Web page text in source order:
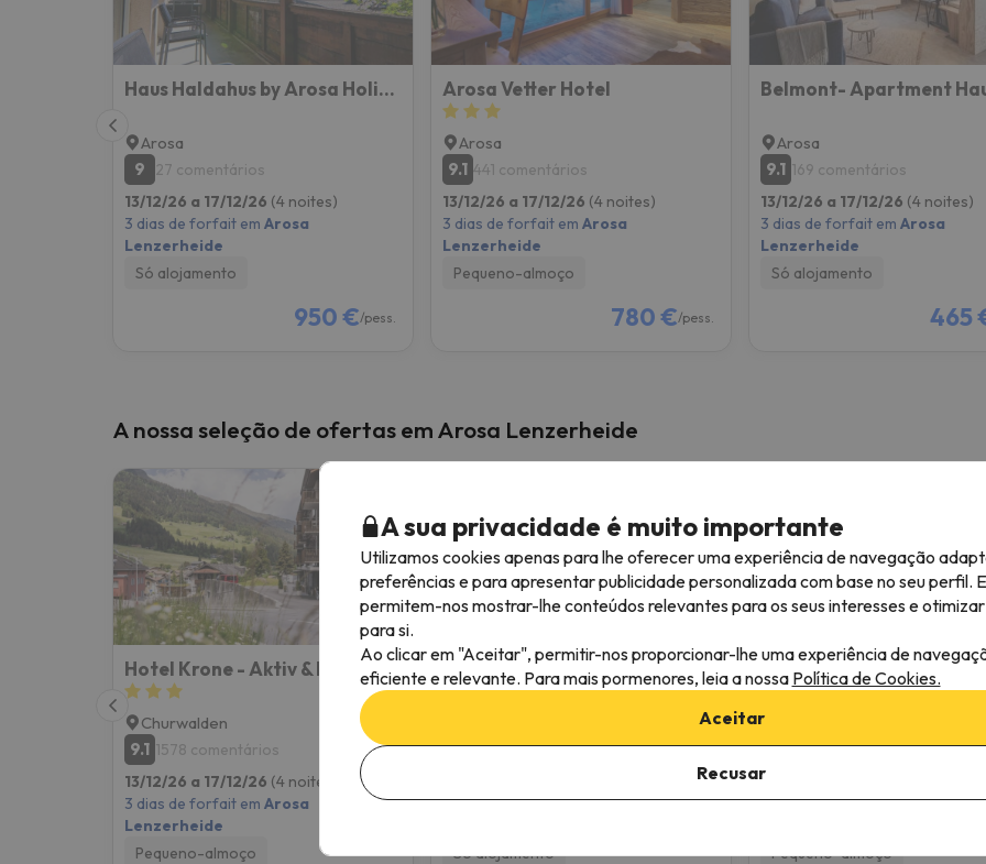
Haus Haldahus by Arosa Holiday
Arosa
9
27 comentários
13/12/26 a 17/12/26 (4 noites)
3 dias de forfait em Arosa
Lenzerheide
Só alojamento
950 €/pess.
Arosa Vetter Hotel
Arosa
9.1 441 comentários
13/12/26 a 17/12/26 (4 noites)
3 dias de forfait em Arosa
Lenzerheide
Pequeno-almoço
780 €/pess.
Belmont- Apartment
Arosa
9.1 169 comentários
13/12/26 a 17/12/26 (4 noites)
3 dias de forfait em Arosa
Lenzerheide
Só alojamento
465
A nossa seleção de ofertas em Arosa Lenzerheide
Hotel Krone - Aktiv & Erholt
Churwalden
9.1 1578 comentários
13/12/26 a 17/12/26 (4 noites)
3 dias de forfait em Arosa
Lenzerheide
Pequeno-almoço
Aves Homebase Arosa
8.6890 comentários
3 dias de forfait emArosa
Só alojamento
Hotel Post
8.93639 comentários
13/12/26 a 17/12/26
3 dias de forfait emArosa
Pequeno-almoço
A sua privacidade é muito importante
Utilizamos cookies apenas para lhe oferecer uma experiência de navegação
preferências e para apresentar publicidade personalizada com base no seu perfil.
permitem-nos mostrar-lhe conteúdos relevantes para os seus interesses e
para si.
Ao clicar em "Aceitar", permitir-nos proporcionar-lhe uma experiência de
eficiente e relevante. Para mais pormenores, leia a nossa Política de Cookies.
Aceitar
Recusar